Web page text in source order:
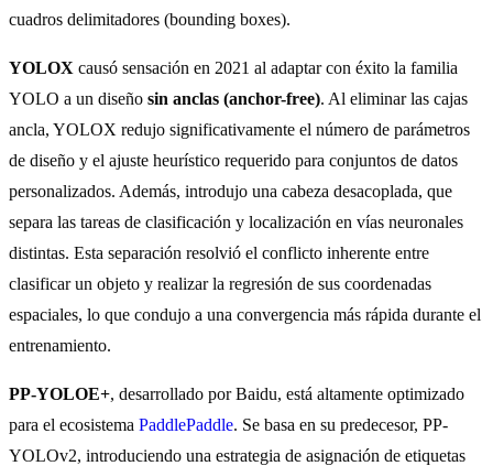
cuadros delimitadores (bounding boxes).
YOLOX causó sensación en 2021 al adaptar con éxito la familia
YOLO a un diseño sin anclas (anchor-free). Al eliminar las cajas
ancla, YOLOX redujo significativamente el número de parámetros
de diseño y el ajuste heurístico requerido para conjuntos de datos
personalizados. Además, introdujo una cabeza desacoplada, que
separa las tareas de clasificación y localización en vías neuronales
distintas. Esta separación resolvió el conflicto inherente entre
clasificar un objeto y realizar la regresión de sus coordenadas
espaciales, lo que condujo a una convergencia más rápida durante el
entrenamiento.
PP-YOLOE+, desarrollado por Baidu, está altamente optimizado
para el ecosistema PaddlePaddle. Se basa en su predecesor, PP-
YOLOv2, introduciendo una estrategia de asignación de etiquetas